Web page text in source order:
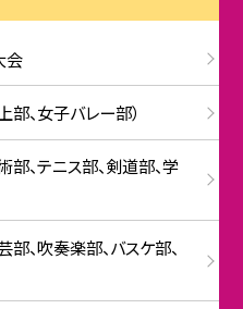
会
、女子バレー部）
、テニス部、剣道部、学
、吹奏楽部、バスケ部、